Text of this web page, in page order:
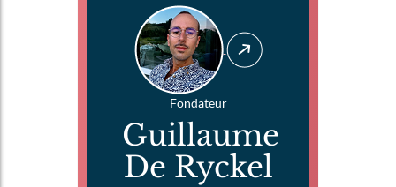
Fondateur
Guillaume
De Ryckel